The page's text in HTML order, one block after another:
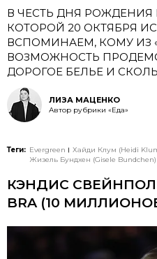
В ЧЕСТЬ ДНЯ
КОТОРОЙ 20 ОКТЯБРЯ
ВСПОМИНАЕМ, КОМУ ИЗ
ВОЗМОЖНОСТЬ
ДОРОГОЕ БЕЛЬЕ И
ЛИЗА МАЦЕНКО
Автор рубрики «Еда»
Теги: Evergreen Хайди Клум (Heidi
Жизель Бундхен (Gisele Bundchen)
КЭНДИС СВЕЙНПОЛ -
BRA (10